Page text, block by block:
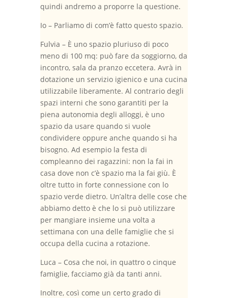
quindi andremo a proporre la questione.
Io – Parliamo di com’è fatto questo spazio.
Fulvia – È uno spazio pluriuso di poco
meno di 100 mq: può fare da soggiorno, da
incontro, sala da pranzo eccetera. Avrà in
dotazione un servizio igienico e una cucina
utilizzabile liberamente. Al contrario degli
spazi interni che sono garantiti per la
piena autonomia degli alloggi, è uno
spazio da usare quando si vuole
condividere oppure anche quando si ha
bisogno. Ad esempio la festa di
compleanno dei ragazzini: non la fai in
casa dove non c’è spazio ma la fai giù. È
oltre tutto in forte connessione con lo
spazio verde dietro. Un’altra delle cose che
abbiamo detto è che lo si può utilizzare
per mangiare insieme una volta a
settimana con una delle famiglie che si
occupa della cucina a rotazione.
Luca – Cosa che noi, in quattro o cinque
famiglie, facciamo già da tanti anni.
Inoltre, così come un certo grado di